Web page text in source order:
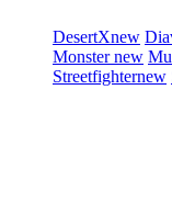
DesertXnew
Monsternew
Streetfighternew